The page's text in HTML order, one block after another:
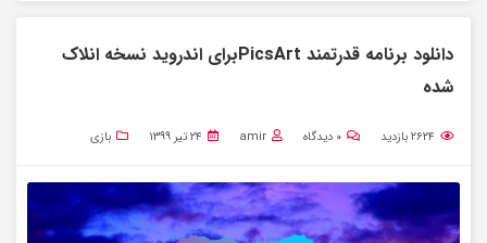
دانلود برنامه قدرتمند PicsArtبرای اندروید نسخه انلاک
شده
۲۶۲۴بازدید ۰ دیدگاه amir ۲۴ تیر ۱۳۹۹ بازی